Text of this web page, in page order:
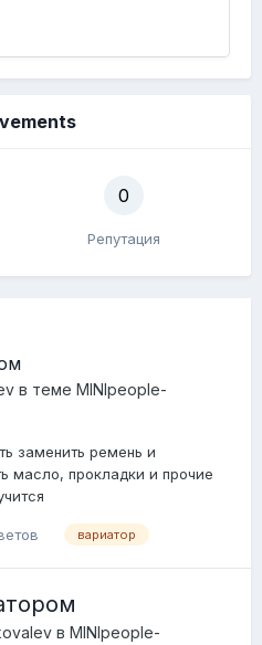
0
Репутация
в теме MINIpeople-
заменить ремень и
масло, прокладки и прочие
вариатор
в MINIpeople-